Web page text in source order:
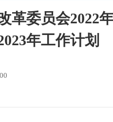
革委员会2022
年工作计划